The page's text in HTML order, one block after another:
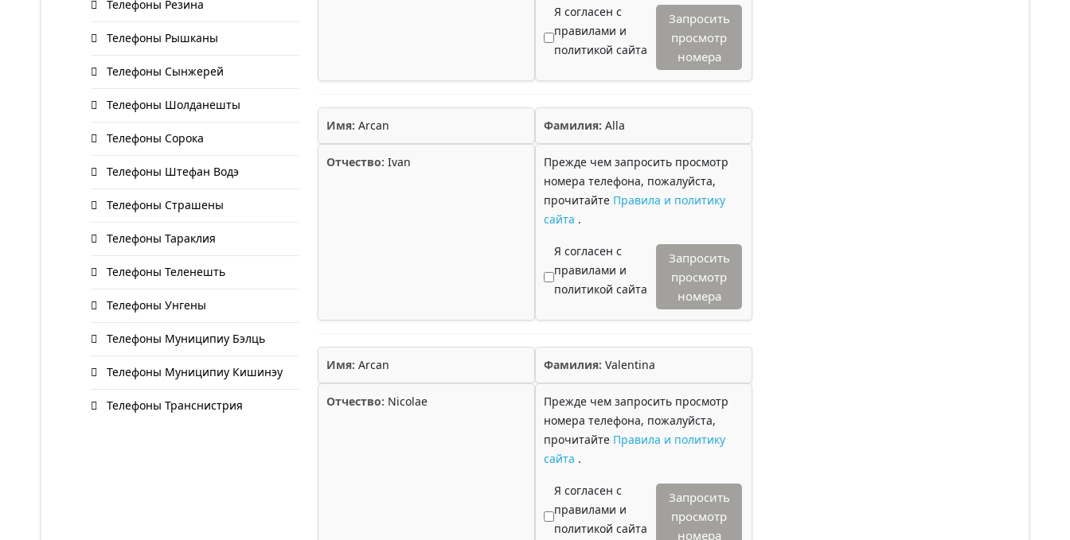
Телефоны Резина
Телефоны Рышканы
Телефоны Сынжерей
Телефоны Шолданешты
Телефоны Сорока
Телефоны Штефан Водэ
Телефоны Страшены
Телефоны Тараклия
Телефоны Теленешть
Телефоны Унгены
Телефоны Муниципиу Бэлць
Телефоны Муниципиу Кишинэу
Телефоны Транснистрия
Я согласен с
правилами и
политикой сайта
Запросить
просмотр
номера
Имя: Arcan Фамилия: Alla
Отчество: Ivan
Прежде чем запросить просмотр
номера телефона, пожалуйста,
прочитайте Правила и политику
сайта .
Я согласен с
правилами и
политикой сайта
Запросить
просмотр
номера
Имя: Arcan Фамилия: Valentina
Отчество: Nicolae
Прежде чем запросить просмотр
номера телефона, пожалуйста,
прочитайте Правила и политику
сайта .
Я согласен с
правилами и
политикой сайта
Запросить
просмотр
номера